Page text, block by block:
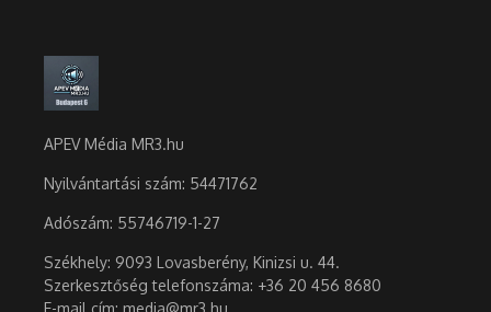
APEV Média MR3.hu
Nyilvántartási szám: 54471762
Adószám: 55746719-1-27
Székhely: 9093 Lovasberény, Kinizsi u. 44.
Szerkesztőség telefonszáma: +36 20 456 8680